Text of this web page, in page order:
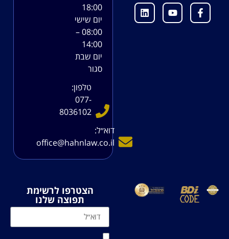
18:00
יום שישי
08:00 –
14:00
יום שבת
סגור
טלפון:
077-
8036102
דוא׳׳ל:
office@hahnlaw.co.il
הצטרפו לרשימת
תפוצה שלנו